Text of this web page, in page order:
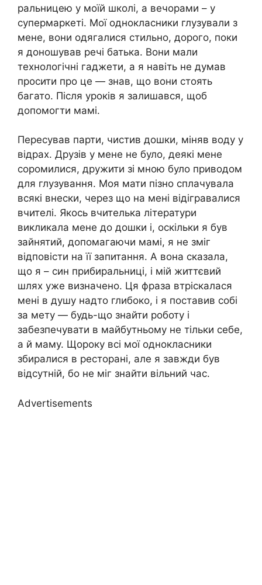
ральницею у моїй школі, а вечорами – у
супермаркеті. Мої однокласники глузували з
мене, вони одягалися стильно, дорого, поки
я доношував речі батька. Вони мали
технологічні гаджети, а я навіть не думав
просити про це — знав, що вони стоять
багато. Після уроків я залишався, щоб
допомогти мамі.
Пересував парти, чистив дошки, міняв воду у
відрах. Друзів у мене не було, деякі мене
соромилися, дружити зі мною було приводом
для глузування. Моя мати пізно сплачувала
всякі внески, через що на мені відігравалися
вчителі. Якось вчителька літератури
викликала мене до дошки і, оскільки я був
зайнятий, допомагаючи мамі, я не зміг
відповісти на її запитання. А вона сказала,
що я – син прибиральниці, і мій життєвий
шлях уже визначено. Ця фраза втріскалася
мені в душу надто глибоко, і я поставив собі
за мету — будь-що знайти роботу і
забезпечувати в майбутньому не тільки себе,
а й маму. Щороку всі мої однокласники
збиралися в ресторані, але я завжди був
відсутній, бо не міг знайти вільний час.
Advertisements